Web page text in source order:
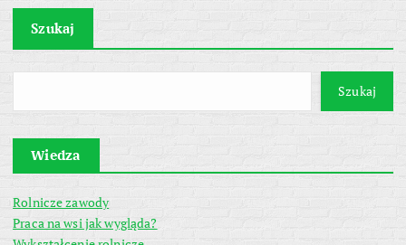
Szukaj
Szukaj
Wiedza
Rolnicze zawody
Praca na wsi jak wygląda?